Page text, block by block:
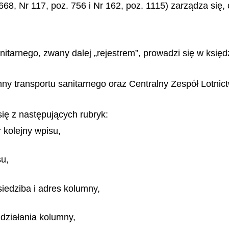
Nr 117, poz. 756 i Nr 162, poz. 1115) zarządza się,
zwany dalej „rejestrem”, prowadzi się w
transportu sanitarnego oraz Centralny Zespół
z następujących rubryk:
kolejny wpisu,
i adres kolumny,
kolumny,